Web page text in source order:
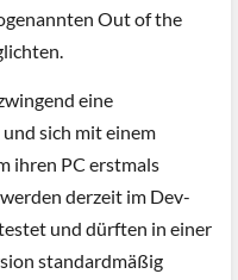
Out of the
eine
sich mit einem
ihren PC erstmals
derzeit im Dev-
und dürften in einer
standardmäßig